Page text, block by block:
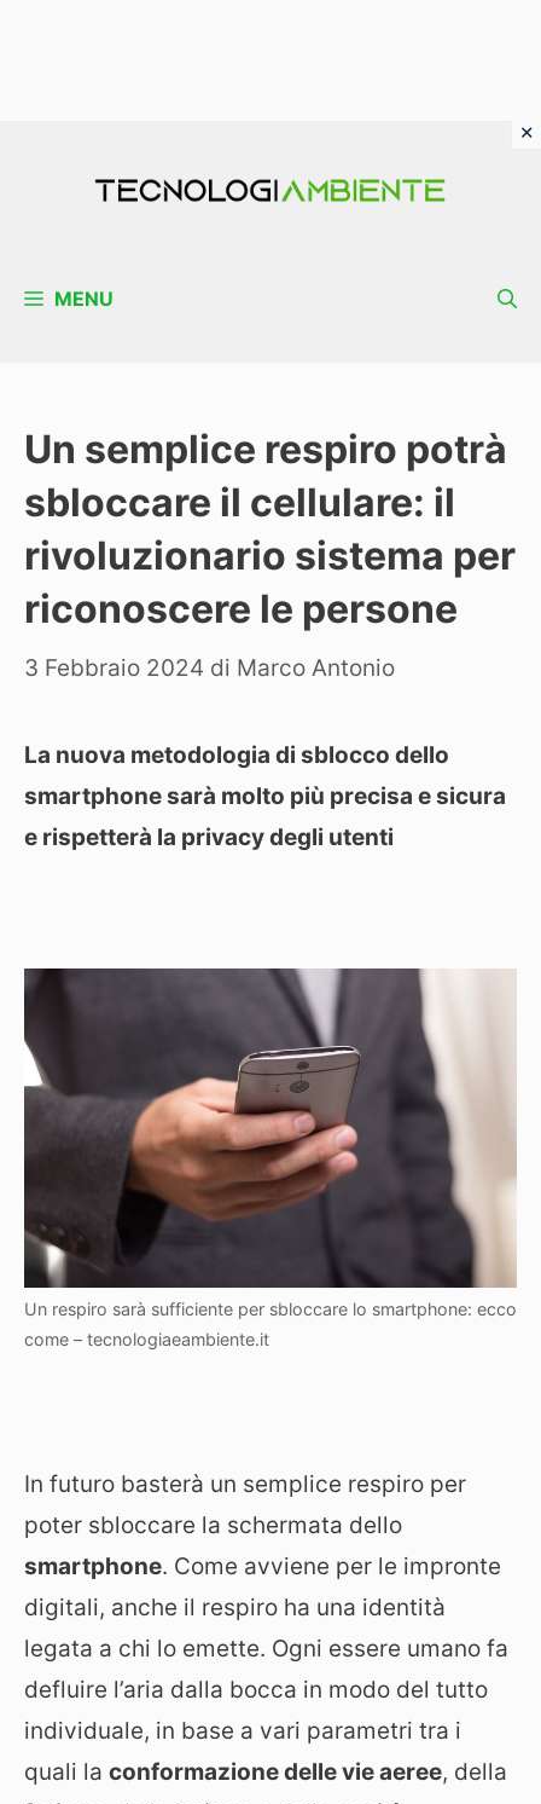
MENU
Un semplice respiro potrà
sbloccare il cellulare: il
rivoluzionario sistema per
riconoscere le persone
3 Febbraio 2024 di Marco Antonio
La nuova metodologia di sblocco dello
smartphone sarà molto più precisa e sicura
e rispetterà la privacy degli utenti
Un respiro sarà sufficiente per sbloccare lo smartphone: ecco
come – tecnologiaeambiente.it
In futuro basterà un semplice respiro per
poter sbloccare la schermata dello
smartphone. Come avviene per le impronte
digitali, anche il respiro ha una identità
legata a chi lo emette. Ogni essere umano fa
defluire l’aria dalla bocca in modo del tutto
individuale, in base a vari parametri tra i
quali la conformazione delle vie aeree, della